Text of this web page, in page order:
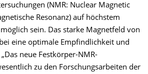
(NMR: Nuclear Magnetic
Resonanz) auf höchstem
sein. Das starke Magnetfeld von
eine optimale Empfindlichkeit und
neue Festkörper-NMR-
zu den Forschungsarbeiten der